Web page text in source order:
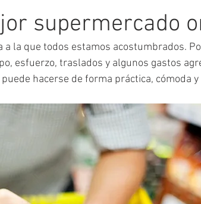
supermercado
la que todos estamos acostumbrados.
esfuerzo, traslados y algunos gastos
hacerse de forma práctica, cómoda